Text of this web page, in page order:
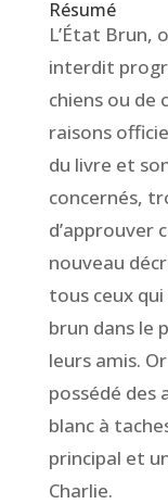
Résumé
L’État Brun,
interdit
chiens ou de
raisons
du livre et
concernés,
d’approuver
nouveau
tous ceux
brun dans le
leurs amis.
possédé des
blanc à
principal et
Charlie.